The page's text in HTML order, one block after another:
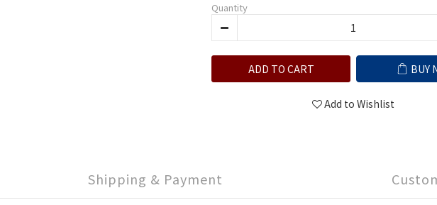
Quantity
ADD TO CART BUY
Add to Wishlist
Shipping & Payment